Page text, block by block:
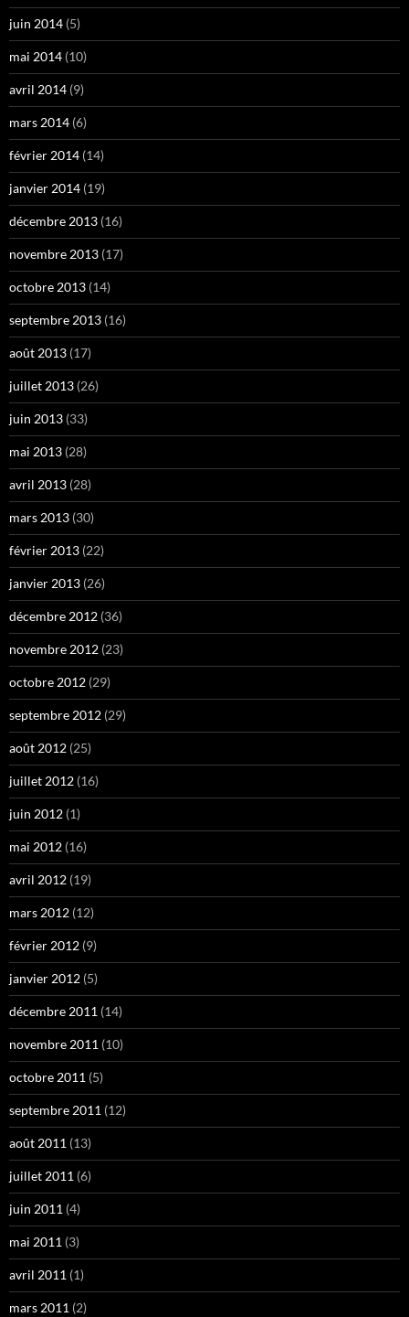
juin 2014 (5)
mai 2014 (10)
avril 2014 (9)
mars 2014 (6)
février 2014 (14)
janvier 2014 (19)
décembre 2013 (16)
novembre 2013 (17)
octobre 2013 (14)
septembre 2013 (16)
août 2013 (17)
juillet 2013 (26)
juin 2013 (33)
mai 2013 (28)
avril 2013 (28)
mars 2013 (30)
février 2013 (22)
janvier 2013 (26)
décembre 2012 (36)
novembre 2012 (23)
octobre 2012 (29)
septembre 2012 (29)
août 2012 (25)
juillet 2012 (16)
juin 2012 (1)
mai 2012 (16)
avril 2012 (19)
mars 2012 (12)
février 2012 (9)
janvier 2012 (5)
décembre 2011 (14)
novembre 2011 (10)
octobre 2011 (5)
septembre 2011 (12)
août 2011 (13)
juillet 2011 (6)
juin 2011 (4)
mai 2011 (3)
avril 2011 (1)
mars 2011 (2)